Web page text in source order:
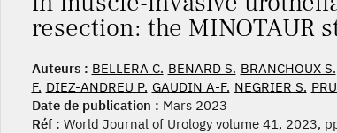
resection: the MINOTAUR
Auteurs : BELLERA C. BENARD S. BRANCHOUX S.
F. DIEZ-ANDREU P. GAUDIN A-F. NEGRIER S.
Date de publication : Mars 2023
Réf : World Journal of Urology volume 41, 2023,